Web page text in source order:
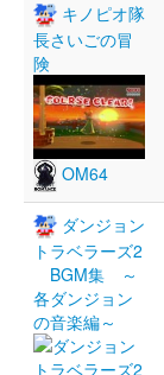
キノピオ隊
長さいごの冒
険
OM64
ダンジョン
トラベラーズ2
BGM集 ～
各ダンジョン
の音楽編～